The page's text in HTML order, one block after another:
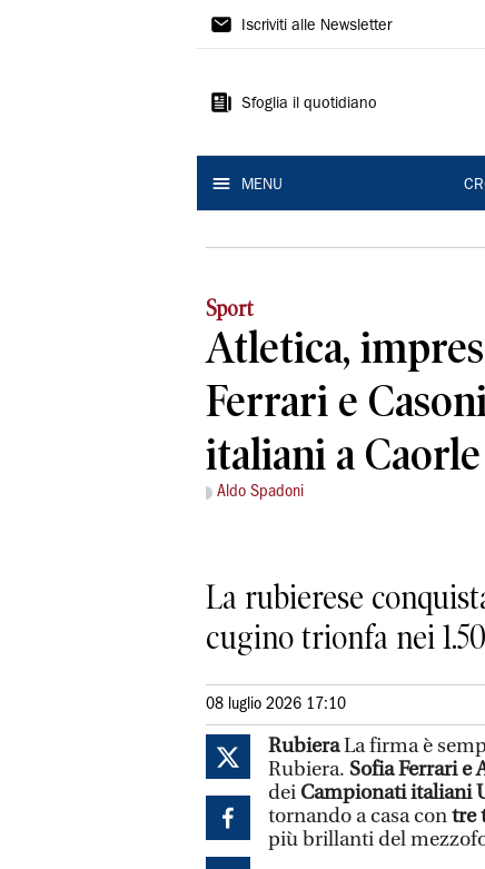
Gazzetta
Reggio
Iscriviti alle Newsletter
Sfoglia il quotidiano
MENU
Sport
Atletica,
Ferrari e
italiani a Caorle
Aldo Spadoni
La rubierese
cugino trionfa nei
08 luglio 2026 17:10
RubieraLa firma è
Rubiera. Sofia Ferrari e
dei Campionati italiani
tornando a casa contre
più brillanti del